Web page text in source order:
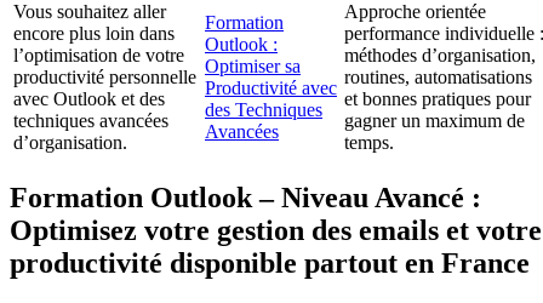
Vous souhaitez aller
encore plus loin dans
l’optimisation de votre
productivité personnelle
avec Outlook et des
techniques avancées
d’organisation.
Formation
Outlook :
Optimiser sa
Productivité avec
des Techniques
Avancées
Approche orientée
performance individuelle :
méthodes d’organisation,
routines, automatisations
et bonnes pratiques pour
gagner un maximum de
temps.
Formation Outlook – Niveau Avancé :
Optimisez votre gestion des emails et votre
productivité disponible partout en France